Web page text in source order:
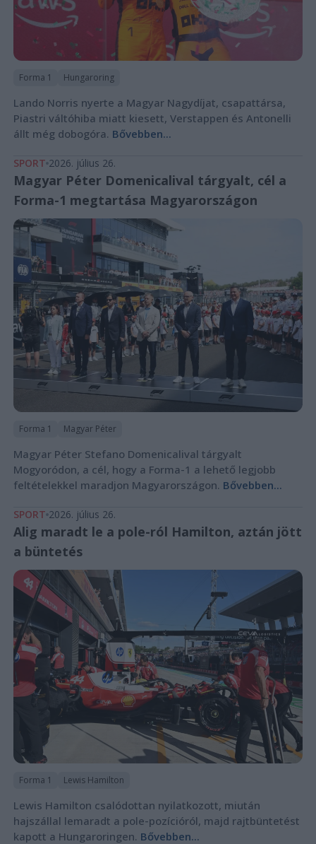
Forma 1 Hungaroring
Lando Norris nyerte a Magyar Nagydíjat, csapattársa,
Piastri váltóhiba miatt kiesett, Verstappen és Antonelli
állt még dobogóra. Bővebben...
SPORT 2026. július 26.
Magyar Péter Domenicalival tárgyalt, cél a
Forma-1 megtartása Magyarországon
Forma 1 Magyar Péter
Magyar Péter Stefano Domenicalival tárgyalt
Mogyoródon, a cél, hogy a Forma-1 a lehető legjobb
feltételekkel maradjon Magyarországon. Bővebben...
SPORT 2026. július 26.
Alig maradt le a pole-ról Hamilton, aztán jött
a büntetés
Forma 1 Lewis Hamilton
Lewis Hamilton csalódottan nyilatkozott, miután
hajszállal lemaradt a pole-pozícióról, majd rajtbüntetést
kapott a Hungaroringen. Bővebben...